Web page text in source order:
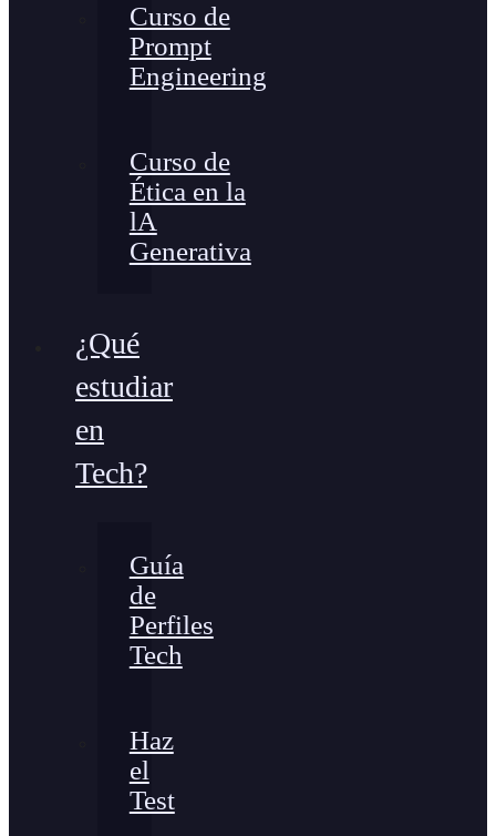
Curso de
Prompt
Engineering
Curso de
Ética en la
lA
Generativa
¿Qué
estudiar
en
Tech?
Guía
de
Perfiles
Tech
Haz
el
Test